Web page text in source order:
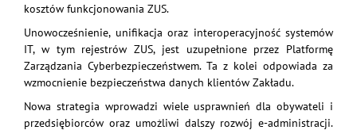
kosztów funkcjonowania ZUS.
Unowocześnienie, unifikacja oraz interoperacyjność systemów
IT, w tym rejestrów ZUS, jest uzupełnione przez Platformę
Zarządzania Cyberbezpieczeństwem. Ta z kolei odpowiada za
wzmocnienie bezpieczeństwa danych klientów Zakładu.
Nowa strategia wprowadzi wiele usprawnień dla obywateli i
przedsiębiorców oraz umożliwi dalszy rozwój e-administracji.